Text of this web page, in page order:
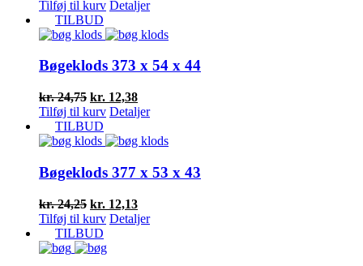
oprindelige
pris
var:
aktuelle
er:
Tilføj til kurv Detaljer
TILBUD
Bøgeklods 373 x 54 x 44
kr.24,75 Den
oprindelige
pris
var:
kr. 12,38Den
aktuelle
er:
Tilføj til kurv Detaljer
TILBUD
Bøgeklods 377 x 53 x 43
kr.24,25 Den
oprindelige
pris
var:
kr. 12,13Den
aktuelle
Tilføj til kurv Detaljer
TILBUD